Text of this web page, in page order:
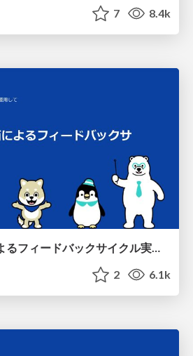
7 8.4k
RAGの簡易評価によるフィードバックサイクル実践 / Feedback cycle practice through simplified assessment of RAGs
2 6.1k